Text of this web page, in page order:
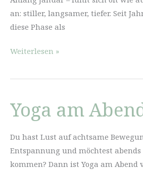
an: stiller, langsamer, tiefer. Seit
diese Phase als
Die
bewusst
Weiterlesen »
Yoga am
Du hast Lust auf achtsame
Entspannung und möchtest
kommen? Dann ist Yoga am Abend